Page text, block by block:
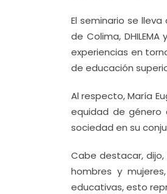
El seminario se
de Colima,
experiencias en
de educación
Al respecto, María
equidad de género
sociedad en su
Cabe destacar,
hombres y
educativas, esto